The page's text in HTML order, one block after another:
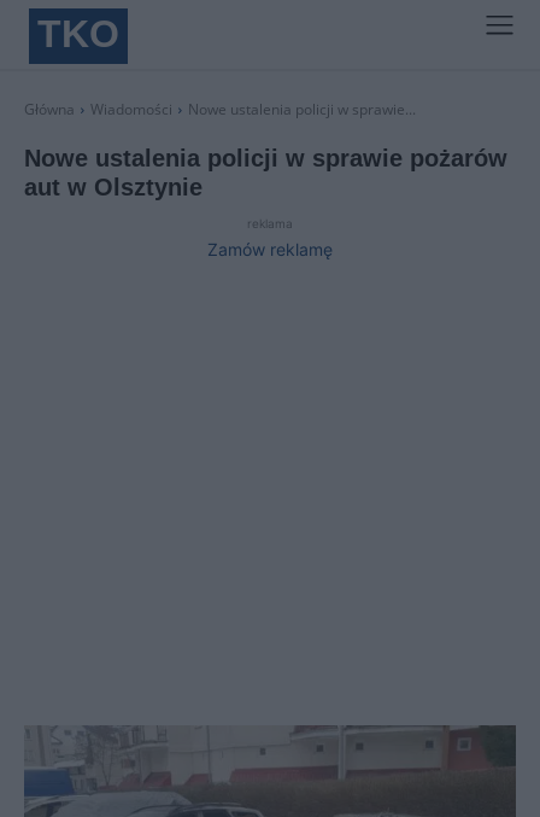
TKO
Główna Wiadomości Nowe ustalenia policji w sprawie...
Nowe ustalenia policji w sprawie pożarów
aut w Olsztynie
reklama
Zamów reklamę